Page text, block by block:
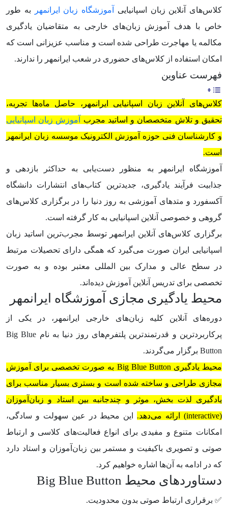
کلاس‌های آنلاین زبان اسپانیایی
آموزشگاه زبان ایرانمهر
به طور
خاص با هدف آموزش زبان‌های خارجی به متقاضیان یادگیری
مکالمه یا مهاجرت طراحی شده است و مناسب عزیزانی است که
امکان استفاده از کلاس‌های حضوری در شعب ایرانمهر را ندارند.
فهرست عناوین
کلاس‌های آنلاین زبان اسپانیایی ایرانمهر، حاصل ماه‌ها تجربه،
تحقیق و تلاش متخصصان و اساتید مجرب
آموزش زبان اسپانیایی
و کارشناسان فنی حوزه آموزش الکترونیک موسسه زبان ایرانمهر
است.
آموزشگاه ایرانمهر به منظور دست‌یابی به حداکثر بازدهی و
جذابیت فرآیند یادگیری، جدیدترین کتاب‌های انتشارات دانشگاه
آکسفورد و متدهای آموزشی به روز دنیا را در برگزاری کلاس‌های
گروهی و خصوصی آنلاین اسپانیایی به کار گرفته است.
برگزاری کلاس‌های آنلاین ایرانمهر توسط مجرب‌ترین اساتید زبان
اسپانیایی ایران صورت می‌گیرد که همگی دارای تحصیلات مرتبط
در سطح عالی و مدارک بین المللی معتبر بوده و به صورت
تخصصی برای تدریس آنلاین آموزش دیده‌اند.
محیط یادگیری مجازی آموزشگاه ایرانمهر
دوره‌های آنلاین کلیه زبان‌های خارجی ایرانمهر، در یکی از
پرکاربردترین و قدرتمندترین پلتفرم‌های روز دنیا به نام Big Blue
Button برگزار می‌گردند.
محیط یادگیری Big Blue Button به صورت تخصصی برای آموزش
مجازی طراحی و ساخته شده است و بستری بسیار مناسب برای
یادگیری لذت بخش، موثر و چندجانبه بین استاد و زبان‌آموزان
(interactive) ارائه می‌دهد.
این محیط در عین سهولت و سادگی،
امکانات متنوع و مفیدی برای انواع فعالیت‌های کلاسی و ارتباط
صوتی و تصویری باکیفیت و مستمر بین زبان‌آموزان و استاد دارد
که در ادامه به آن‌ها اشاره خواهیم کرد.
دستاوردهای محیط Big Blue Button
✅ برقراری ارتباط صوتی بدون محدودیت.